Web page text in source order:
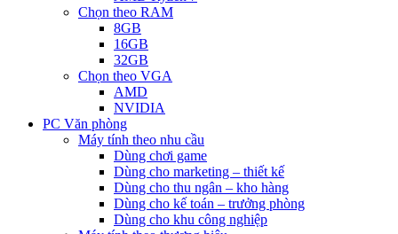
Chọn theo RAM
8GB
16GB
32GB
Chọn theo VGA
AMD
NVIDIA
PC Văn phòng
Máy tính theo nhu cầu
Dùng chơi game
Dùng cho marketing – thiết kế
Dùng cho thu ngân – kho hàng
Dùng cho kế toán – trưởng phòng
Dùng cho khu công nghiệp